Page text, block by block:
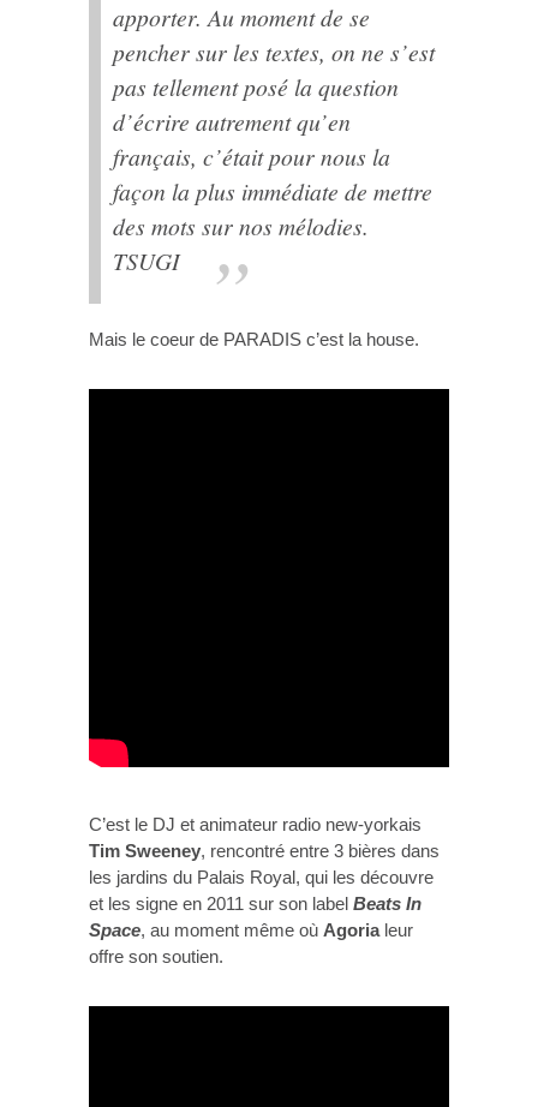
apporter. Au moment de se
pencher sur les textes, on ne s’est
pas tellement posé la question
d’écrire autrement qu’en
français, c’était pour nous la
façon la plus immédiate de mettre
des mots sur nos mélodies.
TSUGI
Mais le coeur de PARADIS c’est la house.
C’est le DJ et animateur radio new-yorkais
Tim Sweeney, rencontré entre 3 bières dans
les jardins du Palais Royal, qui les découvre
et les signe en 2011 sur son label Beats In
Space, au moment même où Agorialeur
offre son soutien.